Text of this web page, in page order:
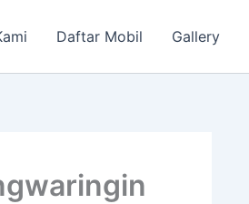
Daftar Mobil Gallery